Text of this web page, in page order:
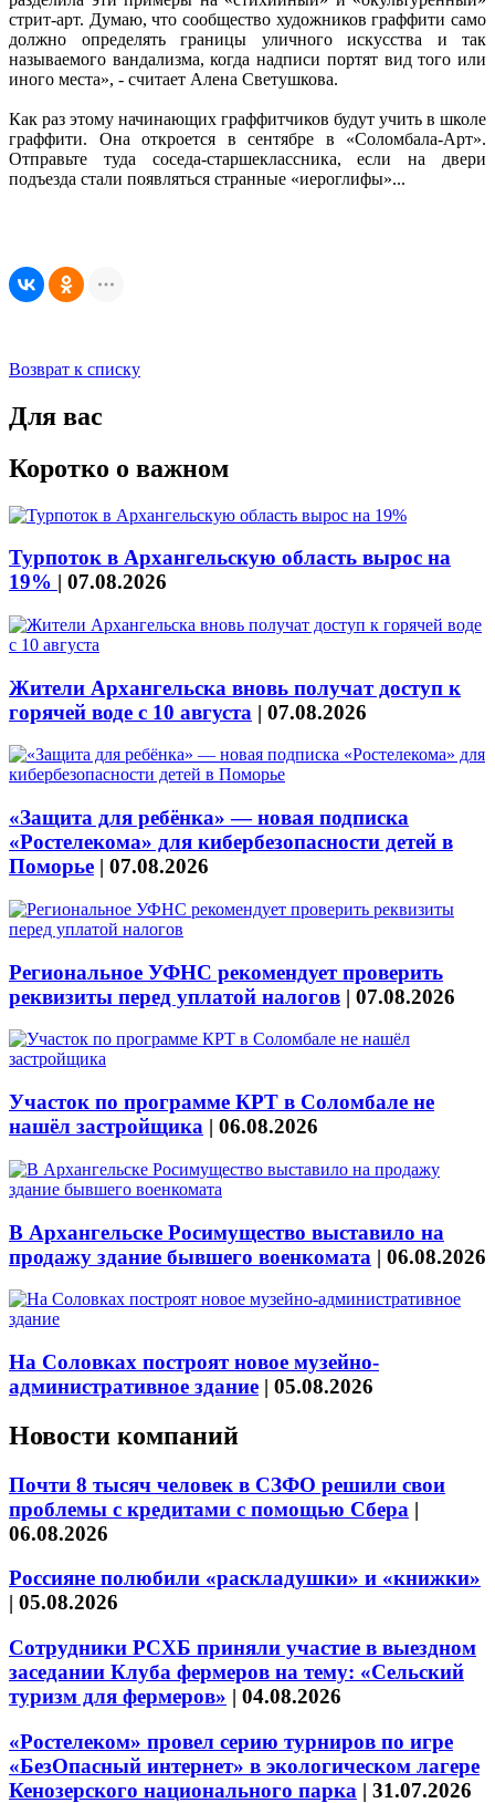
стрит-арт. Думаю, что сообщество художников граффити само
должно определять границы уличного искусства и так
называемого вандализма, когда надписи портят вид того или
иного места», - считает Алена Светушкова.
Как раз этому начинающих граффитчиков будут учить в школе
граффити. Она откроется в сентябре в «Соломбала-Арт».
Отправьте туда соседа-старшеклассника, если на двери
подъезда стали появляться странные «иероглифы»...
Возврат к списку
Для вас
Коротко о важном
Турпоток в Архангельскую область вырос на
19% | 07.08.2026
Жители Архангельска вновь получат доступ к
горячей воде с 10 августа | 07.08.2026
«Защита для ребёнка» — новая подписка
«Ростелекома» для кибербезопасности детей в
Поморье | 07.08.2026
Региональное УФНС рекомендует проверить
реквизиты перед уплатой налогов | 07.08.2026
Участок по программе КРТ в Соломбале не
нашёл застройщика | 06.08.2026
В Архангельске Росимущество выставило на
продажу здание бывшего военкомата | 06.08.2026
На Соловках построят новое музейно-
административное здание | 05.08.2026
Новости компаний
Почти 8 тысяч человек в СЗФО решили свои
проблемы с кредитами с помощью Сбера |
06.08.2026
Россияне полюбили «раскладушки» и «книжки»
| 05.08.2026
Сотрудники РСХБ приняли участие в выездном
заседании Клуба фермеров на тему: «Сельский
туризм для фермеров» | 04.08.2026
«Ростелеком» провел серию турниров по игре
«БезОпасный интернет» в экологическом лагере
Кенозерского национального парка | 31.07.2026